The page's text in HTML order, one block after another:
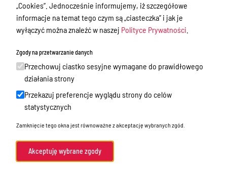
Zbycie, użytkowanie wieczyste, najem,
dzierżawa, użyczenie
Sprawy załatwiane internetowo
Oświadczenia majątkowe
e-Puap/ e-Doręczenia
Akty prawne
„Cookies”. Jednocześnie informujemy, iż szczegółowe
informacje na temat tego czym są „ciasteczka” i jak je
wyłączyć można znaleźć w naszej Polityce Prywatności
Zgody na przetwarzanie danych
Przechowuj ciastko sesyjne wymagane do prawidłowego
działania strony
Przekazuj preferencje wyglądu strony do celów
statystycznych
Zamknięcie tego okna jest równoważne z akceptację wybranych zgód.
Akceptuję wybrane zgody